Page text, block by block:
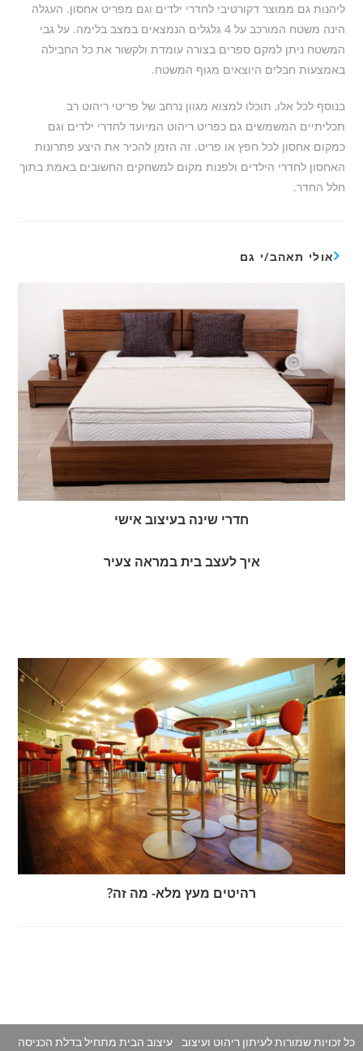
ליהנות גם ממוצר דקורטיבי לחדרי ילדים וגם מפריט אחסון. העגלה
הינה משטח המורכב על 4 גלגלים הנמצאים במצב בלימה. על גבי
המשטח ניתן למקם ספרים בצורה עומדת ולקשור את כל החבילה
באמצעות חבלים היוצאים מגוף המשטח.
בנוסף לכל אלו, תוכלו למצוא מגוון נרחב של פריטי ריהוט רב
תכליתיים המשמשים גם כפריט ריהוט המיועד לחדרי ילדים וגם
כמקום אחסון לכל חפץ או פריט. זה הזמן להכיר את היצע פתרונות
האחסון לחדרי הילדים ולפנות מקום למשחקים החשובים באמת בתוך
חלל החדר.
אולי תאהב/י גם
חדרי שינה בעיצוב אישי
איך לעצב בית במראה צעיר
רהיטים מעץ מלא- מה זה?
כל זכויות שמורות לעיתון ריהוט ועיצוב עיצוב הבית מתחיל בדלת הכניסה